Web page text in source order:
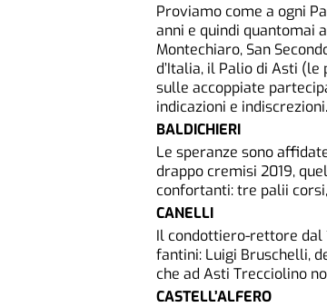
Proviamo come a ogni
anni e quindi quantomai
Montechiaro, San
d’Italia, il Palio di Asti
sulle accoppiate
indicazioni e
BALDICHIERI
Le speranze sono
drappo cremisi 2019,
confortanti: tre palii
CANELLI
Il condottiero-rettore dal
fantini: Luigi Bruschelli,
che ad Asti Trecciolino
CASTELL’ALFERO